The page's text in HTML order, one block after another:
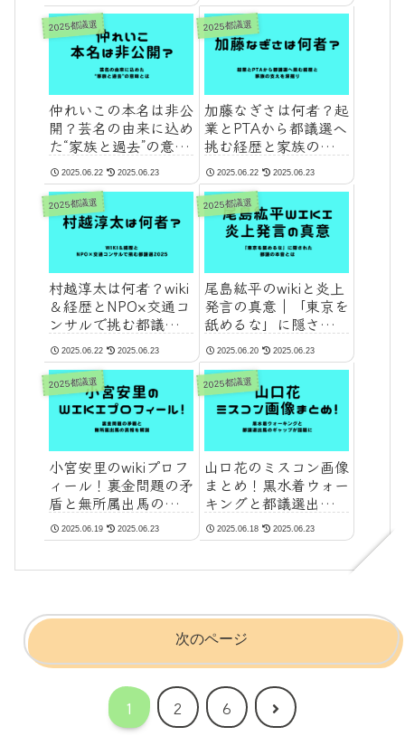
2025都議選
仲れいこの本名は非公
開？芸名の由来に込め
た“家族と過去”の意味
とは
2025.06.22 2025.06.23
2025都議選
加藤なぎさは何者？起
業とPTAから都議選へ
挑む経歴と家族の支え
を深掘り
2025.06.22 2025.06.23
2025都議選
村越淳太は何者？wiki
＆経歴とNPO×交通コ
ンサルで挑む都議選
2025
2025.06.22 2025.06.23
2025都議選
尾島紘平のwikiと炎上
発言の真意｜「東京を
舐めるな」に隠された
都議の本音とは
2025.06.20 2025.06.23
2025都議選
小宮安里のwikiプロフ
ィール！裏金問題の矛
盾と無所属出馬の真相
を解説
2025.06.19 2025.06.23
2025都議選
山口花のミスコン画像
まとめ！黒水着ウォー
キングと都議選出馬の
ギャップが話題に
2025.06.18 2025.06.23
次のページ
1 2 6 次